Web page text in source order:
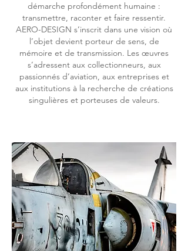
démarche profondément humaine :
transmettre, raconter et faire ressentir.
AERO-DESIGN s’inscrit dans une vision où
l’objet devient porteur de sens, de
mémoire et de transmission. Les œuvres
s’adressent aux collectionneurs, aux
passionnés d’aviation, aux entreprises et
aux institutions à la recherche de créations
singulières et porteuses de valeurs.